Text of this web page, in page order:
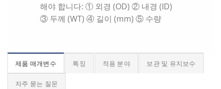
해야 합니다: ① 외경 (OD) ② 내경 (ID)
③ 두께 (WT) ④ 길이 (mm) ⑤ 수량
제품 매개변수 특징 적용 분야 보관 및 유지보수
자주 묻는 질문